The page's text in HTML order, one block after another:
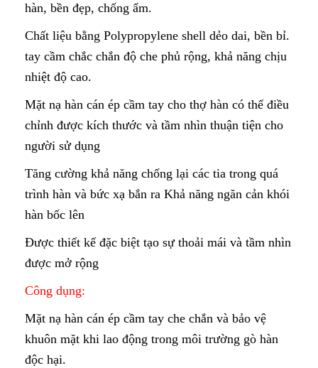
hàn, bền đẹp, chống ẩm.
Chất liệu bằng Polypropylene shell dẻo dai, bền bỉ.
tay cầm chắc chắn độ che phủ rộng, khả năng chịu
nhiệt độ cao.
Mặt nạ hàn cán ép cầm tay cho thợ hàn có thể điều
chỉnh được kích thước và tầm nhìn thuận tiện cho
người sử dụng
Tăng cường khả năng chống lại các tia trong quá
trình hàn và bức xạ bắn ra Khả năng ngăn cản khói
hàn bốc lên
Được thiết kế đặc biệt tạo sự thoải mái và tầm nhìn
được mở rộng
Công dụng:
Mặt nạ hàn cán ép cầm tay che chắn và bảo vệ
khuôn mặt khi lao động trong môi trường gò hàn
độc hại.